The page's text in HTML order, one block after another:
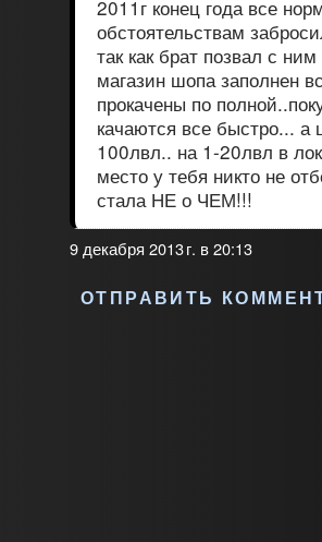
2011г конец года все
обстоятельствам
так как брат позвал с
магазин шопа заполнен
прокачены по
качаются все быстро... а
100лвл.. на 1-20лвл в
место у тебя никто не
стала НЕ о ЧЕМ!!!
9 декабря 2013 г. в 20:13
ОТПРАВИТЬ